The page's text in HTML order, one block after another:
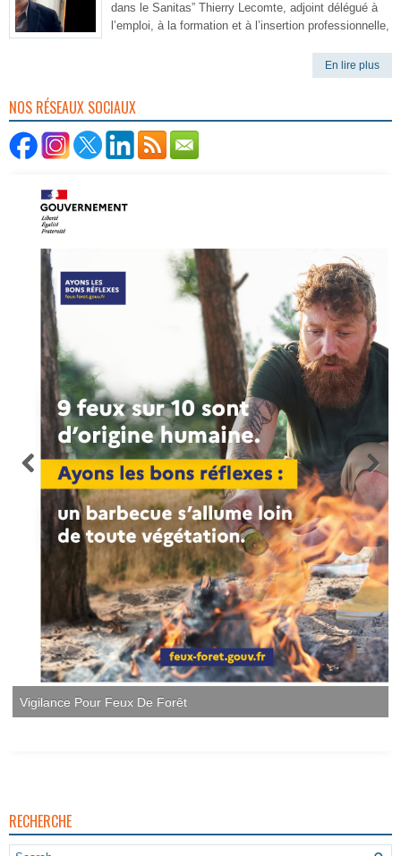
dans le Sanitas” Thierry Lecomte, adjoint délégué à
l’emploi, à la formation et à l’insertion professionnelle,
En lire plus
NOS RÉSEAUX SOCIAUX
Vigilance Pour Feux De Forêt
RECHERCHE